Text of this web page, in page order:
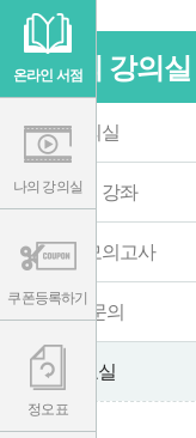
온라인 서점
나의 강의실
쿠폰등록하기
정오표
인
나의 강의실
나의 강의실
수강중인 강좌
온라인 모의고사
1:1 학습문의
학습자료실
- 자료실